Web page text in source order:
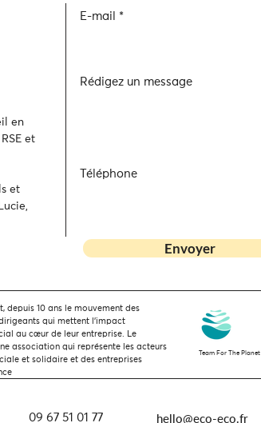
en
et
et
E-mail
Rédigez un message
Téléphone
Envoyer
depuis 10 ans le mouvement des
qui mettent l’impact
au cœur de leur entreprise. Le
association qui représente les acteurs
et solidaire et des entreprises
Team For The Planet
09 67 51 01 77 hello@eco-eco.fr